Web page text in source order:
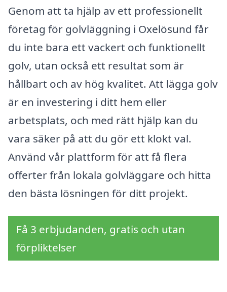
Genom att ta hjälp av ett professionellt
företag för golvläggning i Oxelösund får
du inte bara ett vackert och funktionellt
golv, utan också ett resultat som är
hållbart och av hög kvalitet. Att lägga golv
är en investering i ditt hem eller
arbetsplats, och med rätt hjälp kan du
vara säker på att du gör ett klokt val.
Använd vår plattform för att få flera
offerter från lokala golvläggare och hitta
den bästa lösningen för ditt projekt.
Få 3 erbjudanden, gratis och utan
förpliktelser